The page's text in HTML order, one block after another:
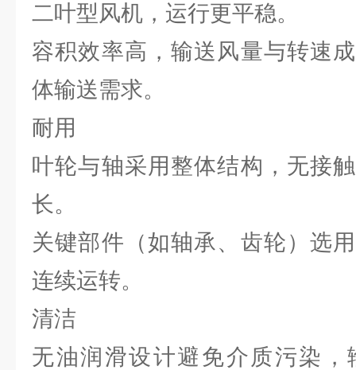
二叶型风机，运行更平稳。
容积效率高，输送风量与转速
体输送需求。
耐用
叶轮与轴采用整体结构，无接
长。
关键部件（如轴承、齿轮）选
连续运转。
清洁
无油润滑设计避免介质污染